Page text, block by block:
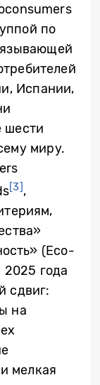
по
Испании,
шести
миру.
[3],
(Eco-
года
сдвиг:
на
мелкая